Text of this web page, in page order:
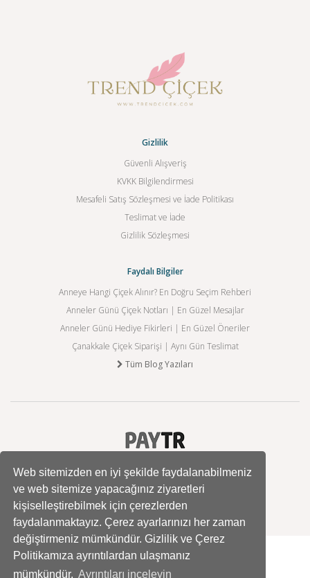
Web sitemizden en iyi şekilde faydalanabilmeniz
ve web sitemize yapacağınız ziyaretleri
kişiselleştirebilmek için çerezlerden
faydalanmaktayız. Çerez ayarlarınızı her zaman
değiştirmeniz mümkündür. Gizlilik ve Çerez
Politikamıza ayrıntılardan ulaşmanız
mümkündür. Ayrıntıları inceleyin
Gizlilik
Güvenli Alışveriş
KVKK Bilgilendirmesi
Mesafeli Satış Sözleşmesi ve İade Politikası
Teslimat ve İade
Gizlilik Sözleşmesi
Faydalı Bilgiler
Anneye Hangi Çiçek Alınır? En Doğru Seçim Rehberi
Anneler Günü Çiçek Notları | En Güzel Mesajlar
Anneler Günü Hediye Fikirleri | En Güzel Öneriler
Çanakkale Çiçek Siparişi | Aynı Gün Teslimat
Tüm Blog Yazıları